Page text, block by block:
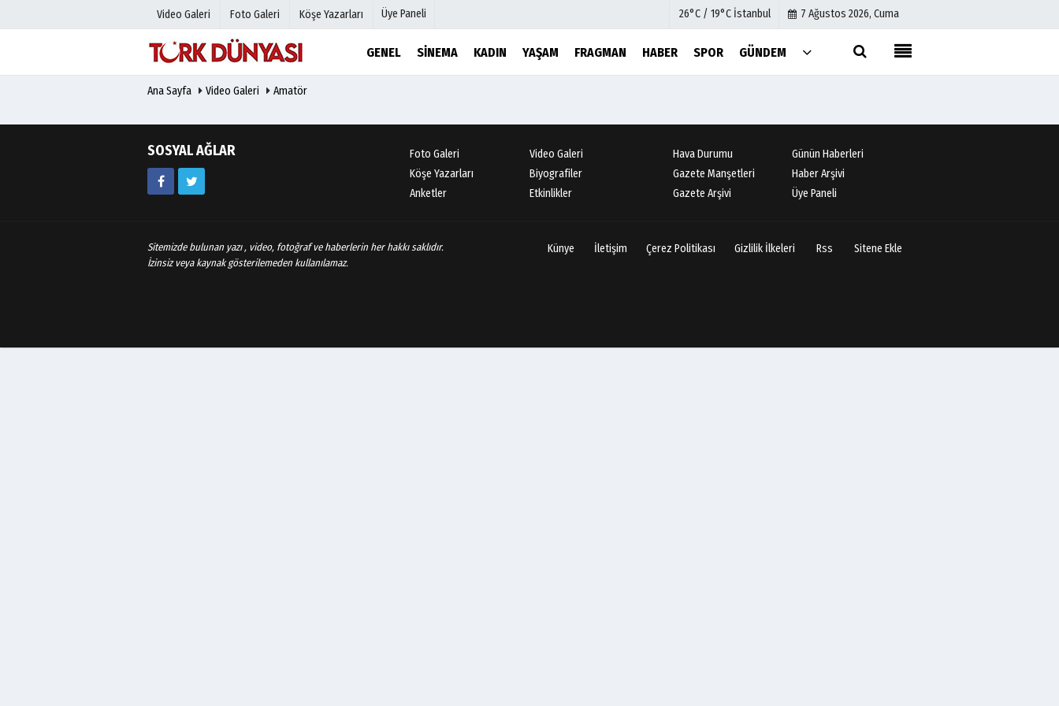
Video Galeri Foto Galeri Köşe Yazarları Üye Paneli 26°C / 19°C İstanbul 7 Ağustos 2026, Cuma
GENEL SINEMA KADIN YAŞAM FRAGMAN HABER SPOR GÜNDEM
Hava Durumu
Etkinlikler
Gizlilik İlkeleri
Ana Sayfa Video Galeri Amatör
SOSYAL AĞLAR Foto Galeri
Video Galeri
Köşe Yazarları
Biyografiler
Anketler
Etkinlikler
Hava Durumu
Günün Haberleri
Gazete Manşetleri
Haber Arşivi
Gazete Arşivi
Üye Paneli
Sitemizde bulunan yazı , video, fotoğraf ve haberlerin her hakkı saklıdır.
İzinsiz veya kaynak gösterilemeden kullanılamaz.
Künye İletişim Çerez Politikası Gizlilik İlkeleri Rss Sitene Ekle